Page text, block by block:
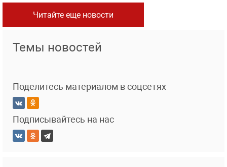
Читайте еще новости
Темы новостей
Поделитесь материалом в соцсетях
Подписывайтесь на нас